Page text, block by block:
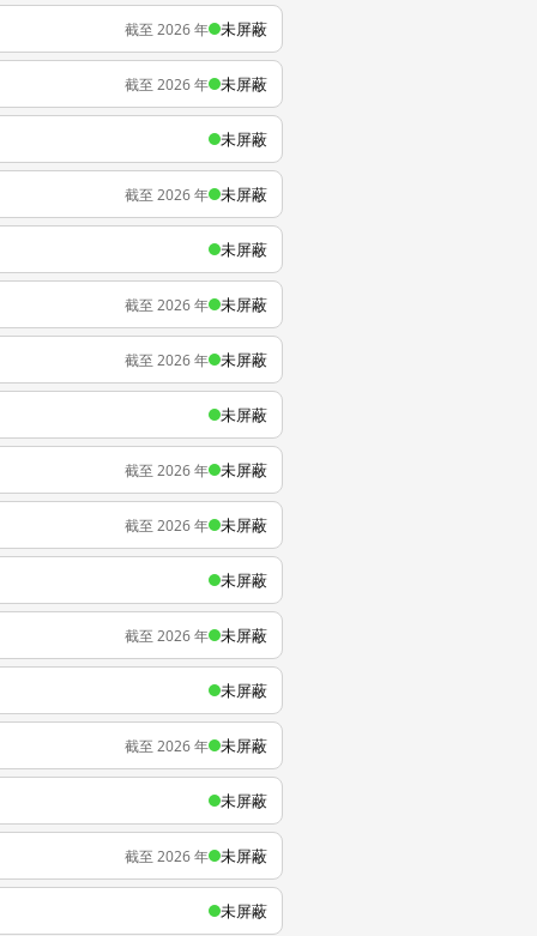
截至 2026 年 未屏蔽
截至 2026 年 未屏蔽
未屏蔽
截至 2026 年 未屏蔽
未屏蔽
截至 2026 年 未屏蔽
截至 2026 年 未屏蔽
未屏蔽
截至 2026 年 未屏蔽
截至 2026 年 未屏蔽
未屏蔽
截至 2026 年 未屏蔽
未屏蔽
截至 2026 年 未屏蔽
未屏蔽
截至 2026 年 未屏蔽
未屏蔽